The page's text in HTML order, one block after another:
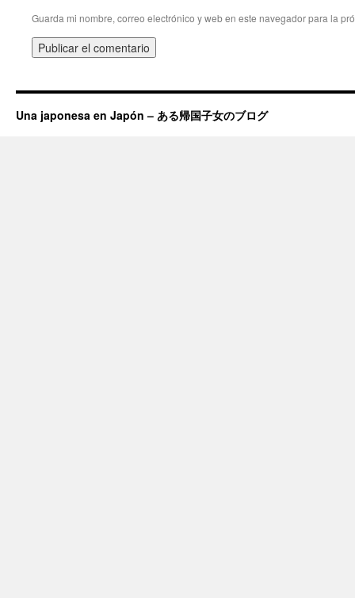
Guarda mi nombre, correo electrónico y web en este navegador para la
Una japonesa en Japón – ある帰国子女のブログ